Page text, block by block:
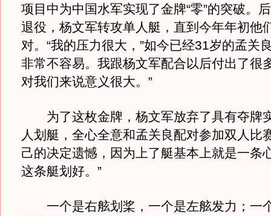
项目中为中国水军实现了金牌“零”的突破。
退役，杨文军转攻单人艇，直到今年年初他
对。“我的压力很大，”如今已经31岁的孟关
非常不容易。我跟杨文军配合以后付出了很
对我们来说意义很大。”
为了这枚金牌，杨文军放弃了具有夺牌
人划艇，全心全意和孟关良配对参加双人比
己的决定遗憾，因为上了艇基本上就是一条
这条艇划好。”
一个是右舷划桨，一个是左舷发力；一